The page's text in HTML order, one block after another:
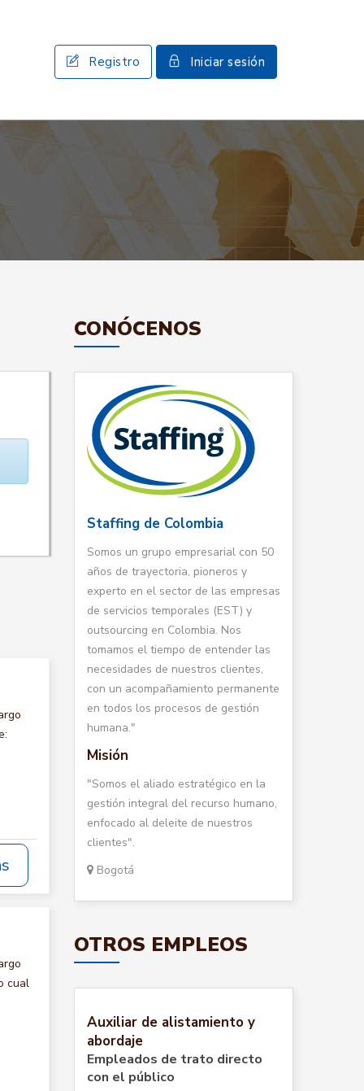
Registro Iniciar sesión
cual
CONÓCENOS
Staffing de Colombia
Somos un grupo empresarial con 50
años de trayectoria, pioneros y
experto en el sector de las empresas
de servicios temporales (EST) y
outsourcing en Colombia. Nos
tomamos el tiempo de entender las
necesidades de nuestros clientes,
con un acompañamiento permanente
en todos los procesos de gestión
humana."
Misión
"Somos el aliado estratégico en la
gestión integral del recurso humano,
enfocado al deleite de nuestros
clientes".
Bogotá
OTROS EMPLEOS
Auxiliar de alistamiento y
abordaje
Empleados de trato directo
con el público